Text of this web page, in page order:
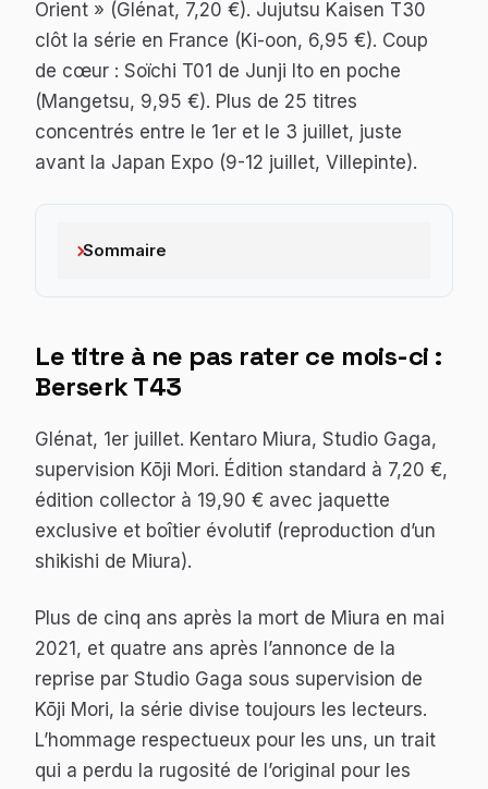
Orient » (Glénat, 7,20 €). Jujutsu Kaisen T30
clôt la série en France (Ki-oon, 6,95 €). Coup
de cœur : Soïchi T01 de Junji Ito en poche
(Mangetsu, 9,95 €). Plus de 25 titres
concentrés entre le 1er et le 3 juillet, juste
avant la Japan Expo (9-12 juillet, Villepinte).
Sommaire
Le titre à ne pas rater ce mois-ci :
BerserkT43
Glénat, 1er juillet. Kentaro Miura, Studio Gaga,
supervision Kōji Mori. Édition standard à 7,20 €,
édition collector à 19,90 € avec jaquette
exclusive et boîtier évolutif (reproduction d’un
shikishi de Miura).
Plus de cinq ans après la mort de Miura en mai
2021, et quatre ans après l’annonce de la
reprise par Studio Gaga sous supervision de
Kōji Mori, la série divise toujours les lecteurs.
L’hommage respectueux pour les uns, un trait
qui a perdu la rugosité de l’original pour les